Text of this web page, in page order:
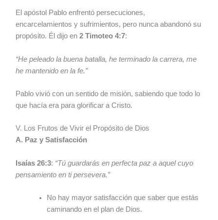
El apóstol Pablo enfrentó persecuciones,
encarcelamientos y sufrimientos, pero nunca abandonó su
propósito. Él dijo en2 Timoteo 4:7:
“He peleado la buena batalla, he terminado la carrera, me
he mantenido en la fe.”
Pablo vivió con un sentido de misión, sabiendo que todo lo
que hacía era para glorificar a Cristo.
V. Los Frutos de Vivir el Propósito de Dios
A. Paz y Satisfacción
Isaías 26:3: “Tú guardarás en perfecta paz a aquel cuyo
pensamiento en ti persevera.”
No hay mayor satisfacción que saber que estás
caminando en el plan de Dios.